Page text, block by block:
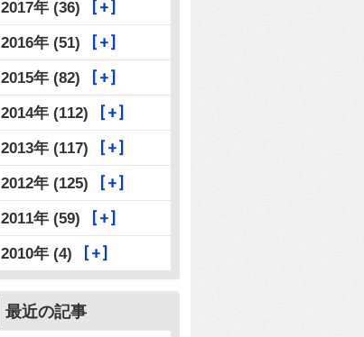
2017年 (36)
2016年 (51)
2015年 (82)
2014年 (112)
2013年 (117)
2012年 (125)
2011年 (59)
2010年 (4)
最近の記事